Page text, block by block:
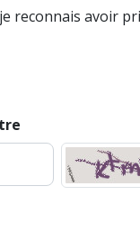
reconnais avoir